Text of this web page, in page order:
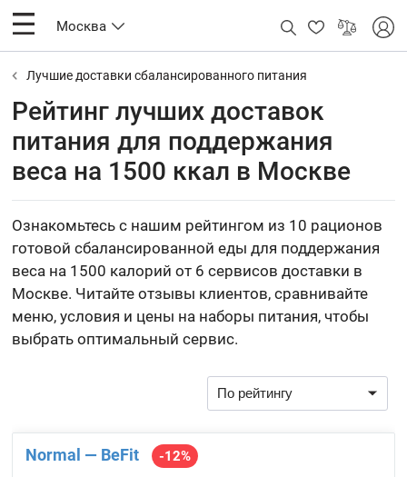
Москва
Лучшие доставки сбалансированного питания
Рейтинг лучших доставок
питания для поддержания
веса на 1500 ккал в Москве
Ознакомьтесь с нашим рейтингом из 10 рационов
готовой сбалансированной еды для поддержания
веса на 1500 калорий от 6 сервисов доставки в
Москве. Читайте отзывы клиентов, сравнивайте
меню, условия и цены на наборы питания, чтобы
выбрать оптимальный сервис.
Normal — BeFit
-12%